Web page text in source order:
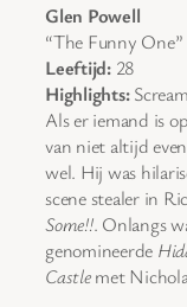
Glen Powell
“The Funny One”
Leeftijd:28
Highlights:
Als er iemand is
van niet altijd
wel. Hij was
scene stealer in
Some!!. Onlangs
genomineerde
Castlemet